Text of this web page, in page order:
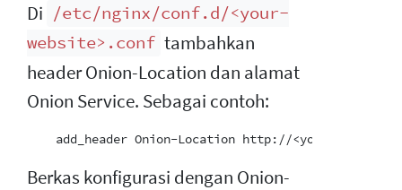
Di
/etc/nginx/conf.d/<your-
website>.conf tambahkan
header Onion-Location dan alamat
Onion Service. Sebagai contoh:
Berkas konfigurasi dengan Onion-